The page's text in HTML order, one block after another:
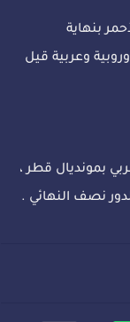
بنهاية
وعربية قيل
بمونديال قطر ،
نصف النهائي .